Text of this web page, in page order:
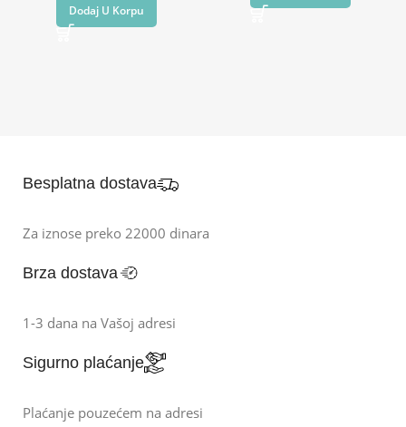
Dodaj U Korpu
Besplatna dostava
Za iznose preko 22000 dinara
Brza dostava
1-3 dana na Vašoj adresi
Sigurno plaćanje
Plaćanje pouzećem na adresi